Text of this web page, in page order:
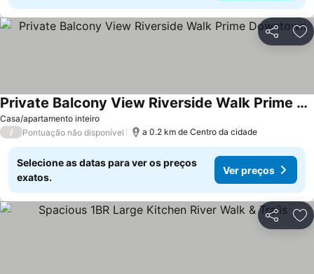
Partilhar
Casa/apartamento inteiro
Private Balcony View Riverside Walk Prime Downtown
/ Pontuação não disponível a 0.2 km de Centro da cidade
Selecione as datas para ver os preços
exatos.
Ver preços
Partilhar